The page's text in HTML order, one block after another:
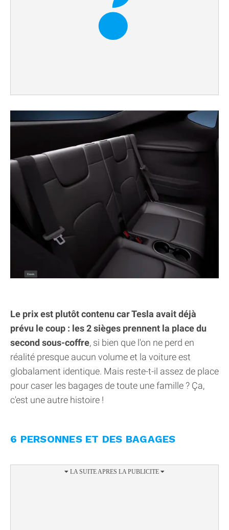
Le prix est plutôt contenu car Tesla avait déjà
prévu le coup : les 2 sièges prennent la place du
second sous-coffre, si bien que l'on ne perd en
réalité presque aucun volume et la voiture est
globalament identique. Mais reste-t-il assez de place
pour caser les bagages de toute une famille ? Ça,
c'est une autre histoire !
6 PERSONNES ET DES BAGAGES